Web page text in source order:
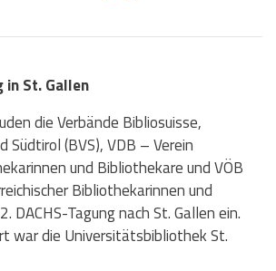
in St. Gallen
die Verbände Bibliosuisse,
Südtirol (BVS), VDB – Verein
und Bibliothekare und VÖB
Bibliothekarinnen und
DACHS-Tagung nach St. Gallen ein.
war die Universitätsbibliothek St.